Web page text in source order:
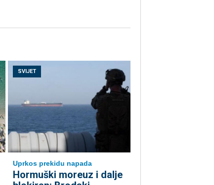
SVIJET
Uprkos prekidu napada
Hormuški moreuz i dalje